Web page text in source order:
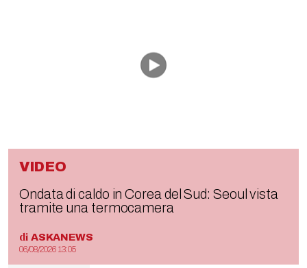
VIDEO
Ondata di caldo in Corea del Sud: Seoul vista
tramite una termocamera
di ASKANEWS
06/08/2026 13:05